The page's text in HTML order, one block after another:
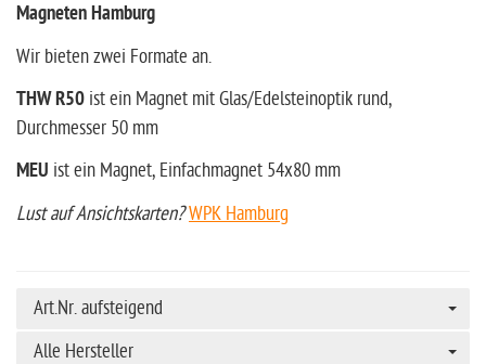
Magneten Hamburg
Wir bieten zwei Formate an.
THW R50 ist ein Magnet mit Glas/Edelsteinoptik rund,
Durchmesser 50 mm
MEU ist ein Magnet, Einfachmagnet 54x80 mm
Lust auf Ansichtskarten?WPK Hamburg
Art.Nr. aufsteigend
Alle Hersteller